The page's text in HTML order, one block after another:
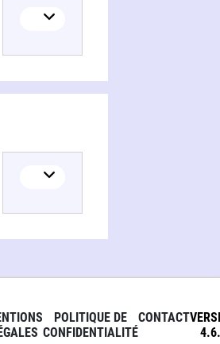
POLITIQUE DE
CONFIDENTIALITÉ
CONTACT